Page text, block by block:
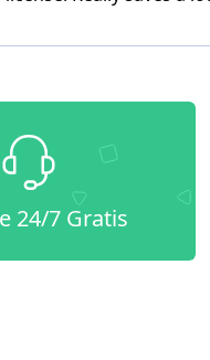
24/7 Gratis